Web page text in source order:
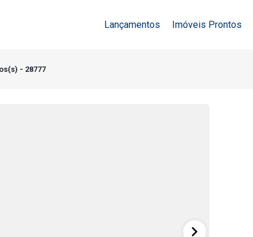
Lançamentos Imóveis Prontos
- 28777